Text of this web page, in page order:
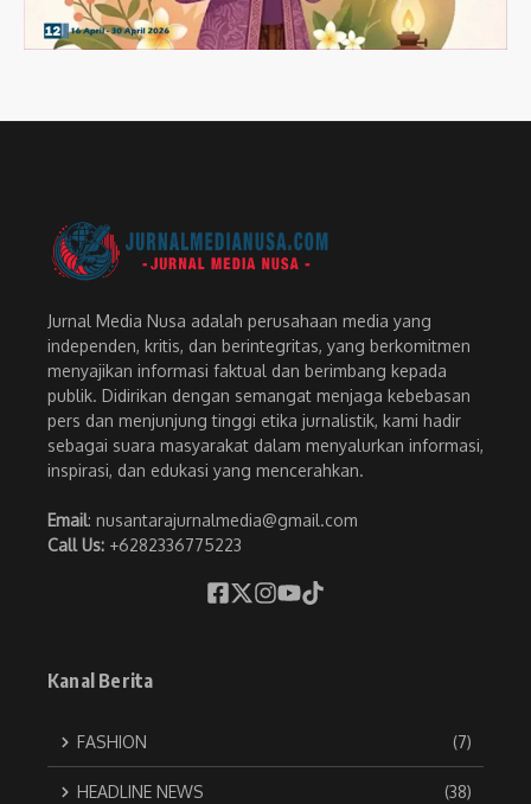
Jurnal Media Nusa adalah perusahaan media yang
independen, kritis, dan berintegritas, yang berkomitmen
menyajikan informasi faktual dan berimbang kepada
publik. Didirikan dengan semangat menjaga kebebasan
pers dan menjunjung tinggi etika jurnalistik, kami hadir
sebagai suara masyarakat dalam menyalurkan informasi,
inspirasi, dan edukasi yang mencerahkan.
Email: nusantarajurnalmedia@gmail.com
Call Us: +6282336775223
Kanal Berita
FASHION (7)
HEADLINE NEWS (38)